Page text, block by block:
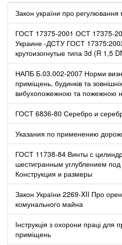
Закон україни про регулювання
ГОСТ 17375-2001 ОСТ 17375-
Украине -ДСТУ ГОСТ
крутоизогнутые типа 3d (R 1,5
НАПБ Б.03.002-2007 Норми
приміщень, будинків та
вибухопожежною та пожежною
ГОСТ 6836-80 Серебро и
Указания по применению
ГОСТ 11738-84 Винты с
шестигранным углублением
Конструкция и размеры
Закон України 2269-XII Про
комунального майна
Інструкція з охорони праці для
приміщень